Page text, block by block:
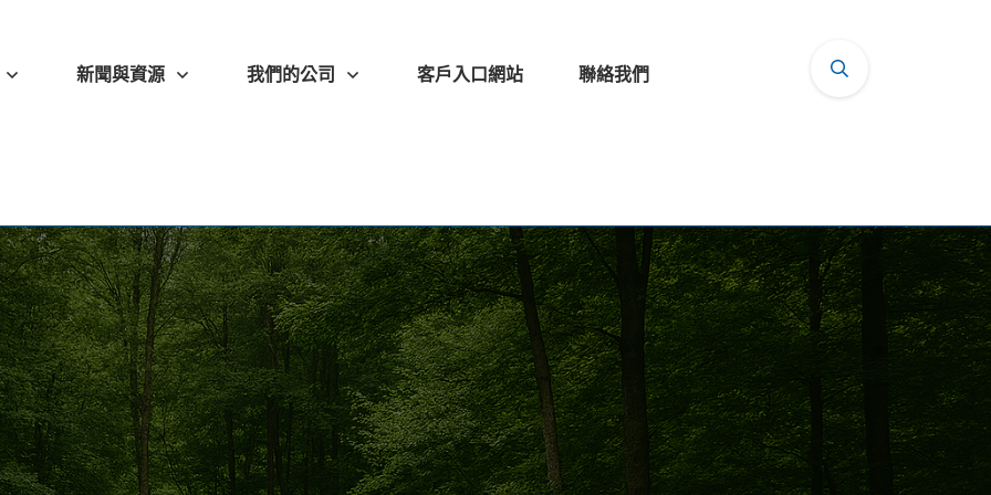
新聞與資源 我們的公司 客戶入口網站 聯絡我們